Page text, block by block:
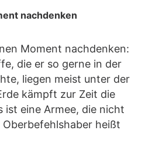
nachdenken
Moment nachdenken:
die er so gerne in der
liegen meist unter der
kämpft zur Zeit die
ist eine Armee, die nicht
heißt